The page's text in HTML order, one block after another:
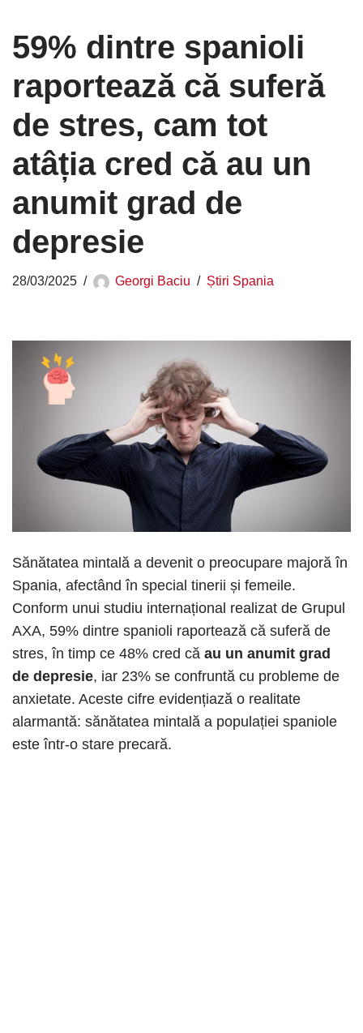
59% dintre spanioli
raportează că suferă
de stres, cam tot
atâția cred că au un
anumit grad de
depresie
28/03/2025 Georgi Baciu Știri Spania
​Sănătatea mintală a devenit o preocupare majoră în
Spania, afectând în special tinerii și femeile.
Conform unui studiu internațional realizat de Grupul
AXA, 59% dintre spanioli raportează că suferă de
stres, în timp ce 48% cred că au un anumit grad
de depresie, iar 23% se confruntă cu probleme de
anxietate. Aceste cifre evidențiază o realitate
alarmantă: sănătatea mintală a populației spaniole
este într-o stare precară.